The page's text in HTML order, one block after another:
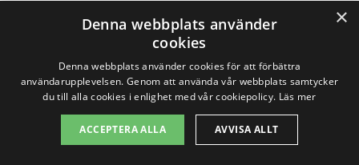
Nicolas
Karlskoga
Kumla
Hallsberg
×
Denna webbplats använder
cookies
Denna webbplats använder cookies för att förbättra
användarupplevelsen. Genom att använda vår webbplats samtycker
du till alla cookies i enlighet med vår cookiepolicy. Läs mer
ACCEPTERA ALLA AVVISA ALLT